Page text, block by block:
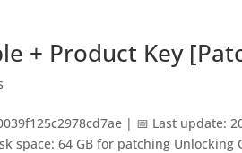
+ Product Key
| 📅 Last update:
space: 64 GB for patching